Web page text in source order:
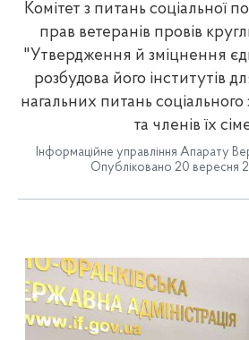
Комітет з питань соціальної
прав ветеранів провів
"Утвердження й зміцнення
розбудова його інститутів
нагальних питань соціального
та членів їх
Інформаційне управління Апарату
Опубліковано 20 вересня